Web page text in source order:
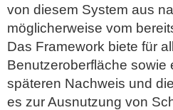
von diesem System aus
möglicherweise vom
Das Framework biete für
Benutzeroberfläche sowie
späteren Nachweis und
es zur Ausnutzung von